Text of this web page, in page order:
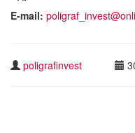
E-mail:
poligrafinvest